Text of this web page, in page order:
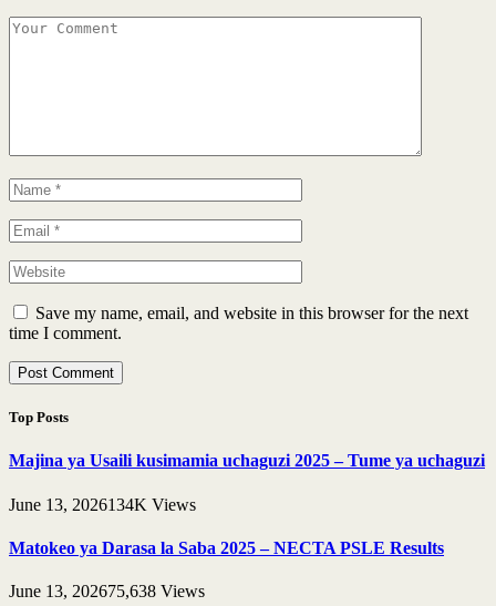
Save my name, email, and website in this browser for the next
time I comment.
Top Posts
Majina ya Usaili kusimamia uchaguzi 2025 – Tume ya uchaguzi
June 13, 2026134K Views
Matokeo ya Darasa la Saba 2025 – NECTA PSLE Results
June 13, 202675,638 Views